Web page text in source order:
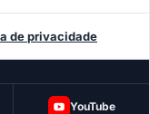
de privacidade
YouTube